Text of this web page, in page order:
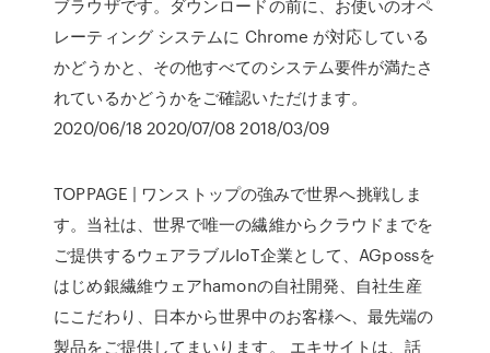
ブラウザです。ダウンロードの前に、お使いのオペ
レーティング システムに Chrome が対応している
かどうかと、その他すべてのシステム要件が満たさ
れているかどうかをご確認いただけます。
2020/06/18 2020/07/08 2018/03/09
TOPPAGE | ワンストップの強みで世界へ挑戦しま
す。当社は、世界で唯一の繊維からクラウドまでを
ご提供するウェアラブルIoT企業として、AGpossを
はじめ銀繊維ウェアhamonの自社開発、自社生産
にこだわり、日本から世界中のお客様へ、最先端の
製品をご提供してまいります。 エキサイトは、話